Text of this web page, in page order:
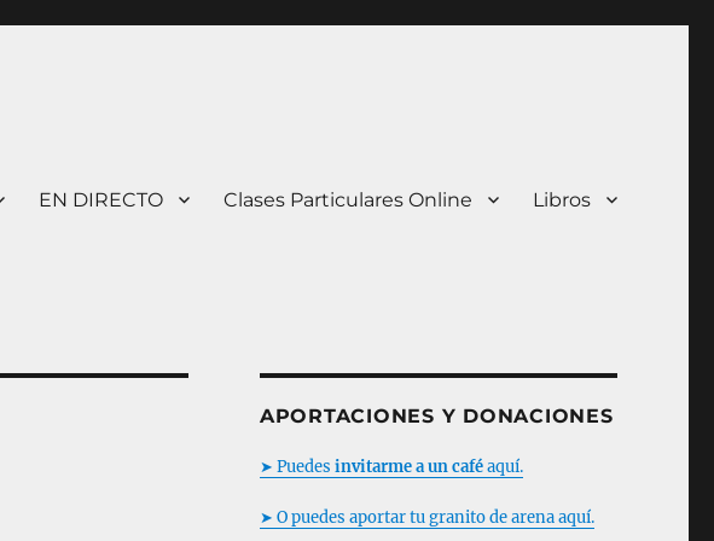
EN DIRECTO Clases Particulares Online Libros
APORTACIONES Y DONACIONES
➤ Puedes invitarme a un caféaquí.
➤ O puedes aportar tu granito de arena aquí.